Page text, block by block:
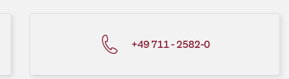
+49 711 - 2582-0